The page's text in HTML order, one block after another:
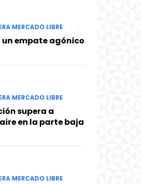
MERCADO LIBRE
empate agónico
MERCADO LIBRE
supera a
en la parte baja
MERCADO LIBRE